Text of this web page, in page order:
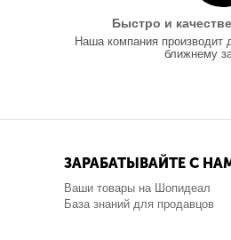
Быстро и
Наша компания производит
ближнему
ЗАРАБАТЫВАЙТЕ С
Ваши товары на Шопидеал
База знаний для продавцов